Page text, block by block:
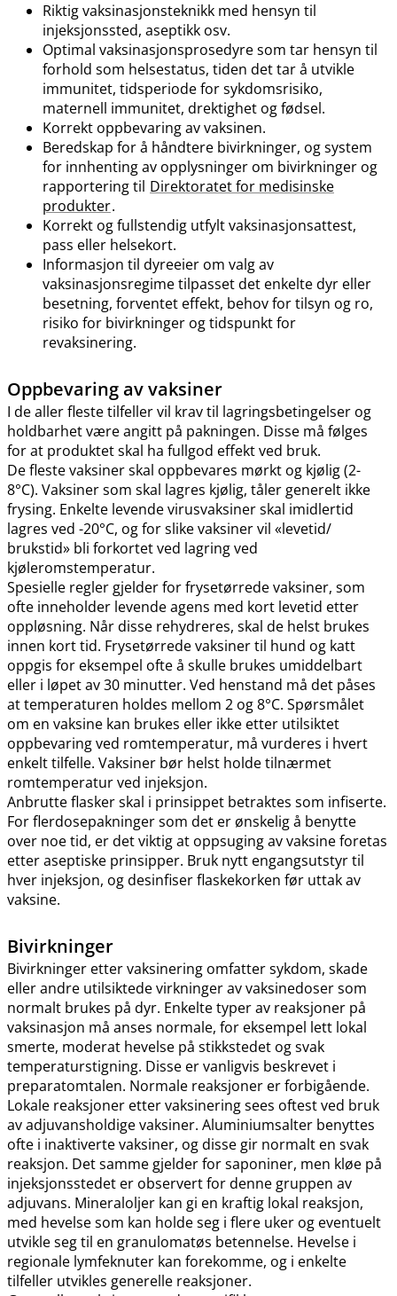
Riktig vaksinasjonsteknikk med hensyn til
injeksjonssted, aseptikk osv.
Optimal vaksinasjonsprosedyre som tar hensyn til
forhold som helsestatus, tiden det tar å utvikle
immunitet, tidsperiode for sykdomsrisiko,
maternell immunitet, drektighet og fødsel.
Korrekt oppbevaring av vaksinen.
Beredskap for å håndtere bivirkninger, og system
for innhenting av opplysninger om bivirkninger og
rapportering til Direktoratet for medisinske
produkter.
Korrekt og fullstendig utfylt vaksinasjonsattest,
pass eller helsekort.
Informasjon til dyreeier om valg av
vaksinasjonsregime tilpasset det enkelte dyr eller
besetning, forventet effekt, behov for tilsyn og ro,
risiko for bivirkninger og tidspunkt for
revaksinering.
Oppbevaring av vaksiner
I de aller fleste tilfeller vil krav til lagringsbetingelser og
holdbarhet være angitt på pakningen. Disse må følges
for at produktet skal ha fullgod effekt ved bruk.
De fleste vaksiner skal oppbevares mørkt og kjølig (2-
8°C). Vaksiner som skal lagres kjølig, tåler generelt ikke
frysing. Enkelte levende virusvaksiner skal imidlertid
lagres ved -20°C, og for slike vaksiner vil «levetid​/​
brukstid» bli forkortet ved lagring ved
kjøleromstemperatur.
Spesielle regler gjelder for frysetørrede vaksiner, som
ofte inneholder levende agens med kort levetid etter
oppløsning. Når disse rehydreres, skal de helst brukes
innen kort tid. Frysetørrede vaksiner til hund og katt
oppgis for eksempel ofte å skulle brukes umiddelbart
eller i løpet av 30 minutter. Ved henstand må det påses
at temperaturen holdes mellom 2 og 8°C. Spørsmålet
om en vaksine kan brukes eller ikke etter utilsiktet
oppbevaring ved romtemperatur, må vurderes i hvert
enkelt tilfelle. Vaksiner bør helst holde tilnærmet
romtemperatur ved injeksjon.
Anbrutte flasker skal i prinsippet betraktes som infiserte.
For flerdosepakninger som det er ønskelig å benytte
over noe tid, er det viktig at oppsuging av vaksine foretas
etter aseptiske prinsipper. Bruk nytt engangsutstyr til
hver injeksjon, og desinfiser flaskekorken før uttak av
vaksine.
Bivirkninger
Bivirkninger etter vaksinering omfatter sykdom, skade
eller andre utilsiktede virkninger av vaksinedoser som
normalt brukes på dyr. Enkelte typer av reaksjoner på
vaksinasjon må anses normale, for eksempel lett lokal
smerte, moderat hevelse på stikkstedet og svak
temperaturstigning. Disse er vanligvis beskrevet i
preparatomtalen. Normale reaksjoner er forbigående.
Lokale reaksjoner etter vaksinering sees oftest ved bruk
av adjuvansholdige vaksiner. Aluminiumsalter benyttes
ofte i inaktiverte vaksiner, og disse gir normalt en svak
reaksjon. Det samme gjelder for saponiner, men kløe på
injeksjonsstedet er observert for denne gruppen av
adjuvans. Mineraloljer kan gi en kraftig lokal reaksjon,
med hevelse som kan holde seg i flere uker og eventuelt
utvikle seg til en granulomatøs betennelse. Hevelse i
regionale lymfeknuter kan forekomme, og i enkelte
tilfeller utvikles generelle reaksjoner.